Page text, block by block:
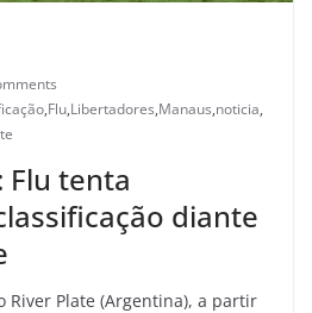
,Flu,Libertadores,Manaus,noticia,
Flu tenta
diante
River Plate (Argentina), a partir